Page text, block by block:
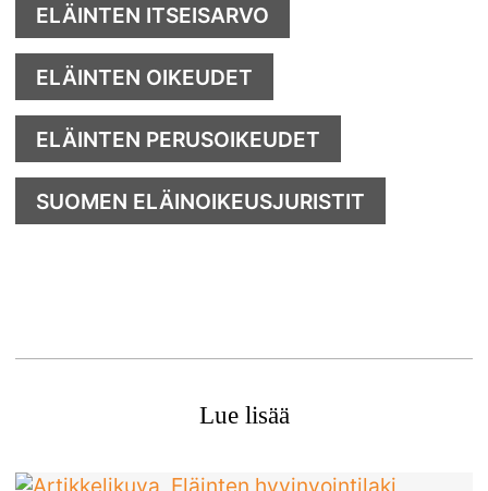
ELÄINTEN ITSEISARVO
ELÄINTEN OIKEUDET
ELÄINTEN PERUSOIKEUDET
SUOMEN ELÄINOIKEUSJURISTIT
Lue lisää